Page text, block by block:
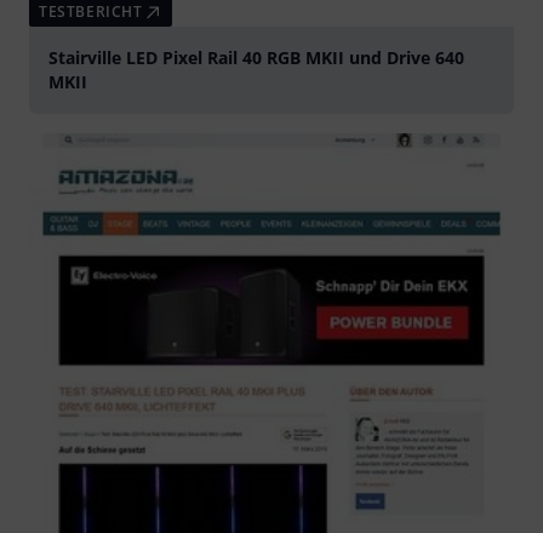
TESTBERICHT
Stairville LED Pixel Rail 40 RGB MKII und Drive 640
MKII